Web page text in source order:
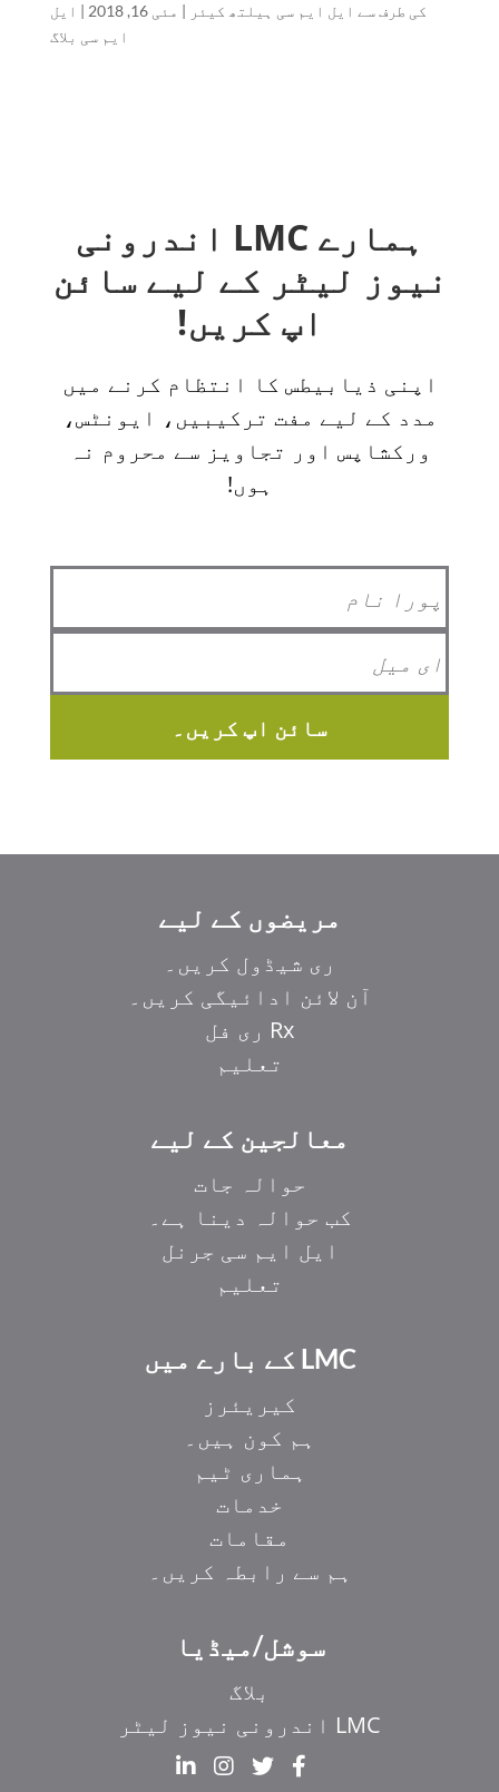
کی طرف سے ایل ایم سی ہیلتھ کیئر | مئی 16, 2018 | ایل
ایم سی بلاگ
ہمارے LMC اندرونی
نیوز لیٹر کے لیے سائن
اپ کریں!
اپنی ذیابیطس کا انتظام کرنے میں
مدد کے لیے مفت ترکیبیں، ایونٹس،
ورکشاپس اور تجاویز سے محروم نہ
ہوں!
سائن اپ کریں۔
مریضوں کے لیے
ری شیڈول کریں۔
آن لائن ادائیگی کریں۔
Rx ری فل
تعلیم
معالجین کے لیے
حوالہ جات
کب حوالہ دینا ہے۔
ایل ایم سی جرنل
تعلیم
LMC کے بارے میں
کیریئرز
ہم کون ہیں۔
ہماری ٹیم
خدمات
مقامات
ہم سے رابطہ کریں۔
سوشل/میڈیا
بلاگ
LMC اندرونی نیوز لیٹر